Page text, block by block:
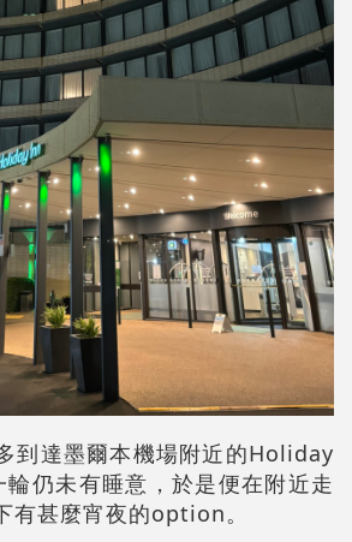
到達墨爾本機場附近的Holiday
仍未有睡意，於是便在附近走
有甚麼宵夜的option。